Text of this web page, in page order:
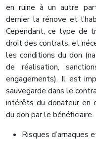
en ruine à un autre
dernier la rénove et
Cependant, ce type de
droit des contrats, et
les conditions du don
de réalisation,
engagements). Il est
sauvegarde dans le
intérêts du donateur en
du don par le bénéficiaire.
Risques d’arnaques